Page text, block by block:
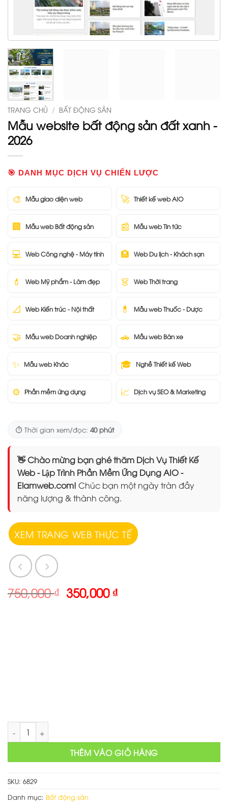
TRANG CHỦ / BẤT ĐỘNG SẢN
Mẫu website bất động sản đất xanh -
2026
🎯 DANH MỤC DỊCH VỤ CHIẾN LƯỢC
🎨 Mẫu giao diện web 🚀 Thiết kế web AIO
🏢 Mẫu web Bất động sản 📰 Mẫu web Tin tức
💻 Web Công nghệ - Máy tính 🏨 Web Du lịch - Khách sạn
💄 Web Mỹ phẩm - Làm đẹp 👗 Web Thời trang
📐 Web Kiến trúc - Nội thất 💊 Mẫu web Thuốc - Dược
🤝 Mẫu web Doanh nghiệp 🚗 Mẫu web Bán xe
✨ Mẫu web Khác 🎓 Nghề Thiết kế Web
⚙️ Phần mềm ứng dụng 📈 Dịch vụ SEO & Marketing
⏱️ Thời gian xem/đọc: 40 phút
👋 Chào mừng bạn ghé thăm Dịch Vụ Thiết Kế
Web - Lập Trình Phần Mềm Ứng Dụng AIO -
Elamweb.com! Chúc bạn một ngày tràn đầy
năng lượng & thành công.
XEM TRANG WEB THỰC TẾ
750,000₫ Giá
gốc
350,000₫Giá
Mẫu website bất động sản đất xanh số lượng
THÊM VÀO GIỎ HÀNG
SKU: 6829
Danh mục: Bất động sản